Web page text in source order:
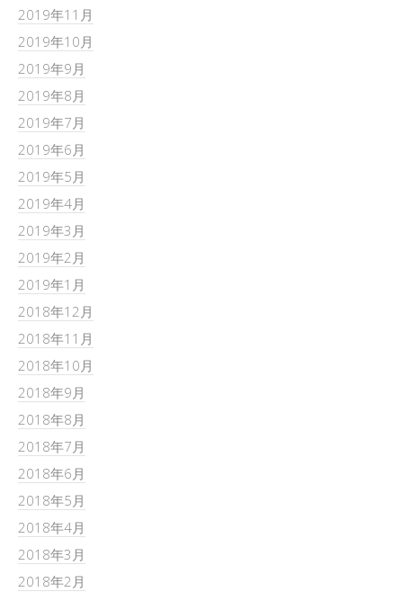
2019年11月
2019年10月
2019年9月
2019年8月
2019年7月
2019年6月
2019年5月
2019年4月
2019年3月
2019年2月
2019年1月
2018年12月
2018年11月
2018年10月
2018年9月
2018年8月
2018年7月
2018年6月
2018年5月
2018年4月
2018年3月
2018年2月